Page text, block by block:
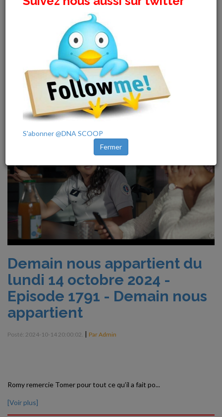
S'abonner @DNA SCOOP
FermerClose
Posté: 2024-10-15 03:30:01.|Par Admin
Romy remercie Tomer pour tout ce qu’il a fait po...
[Voir plus]
Demain nous appartient du
lundi 14 octobre 2024 -
Episode 1791 - Demain nous
appartient
Posté: 2024-10-14 20:00:02. | Par Admin
Romy remercie Tomer pour tout ce qu’il a fait po...
[Voir plus]